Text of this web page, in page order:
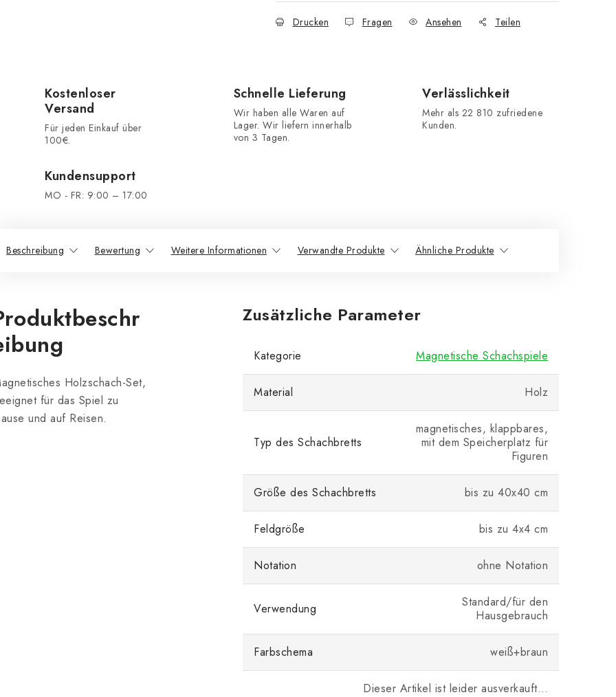
Drucken Fragen Ansehen Teilen
Kostenloser
Versand
Für jeden Einkauf über
100€.
Schnelle Lieferung
Wir haben alle Waren auf
Lager. Wir liefern innerhalb
von 3 Tagen.
Verlässlichkeit
Mehr als 22 810 zufriedene
Kunden.
Kundensupport
MO - FR: 9:00 – 17:00
Beschreibung Bewertung Weitere Informationen Verwandte Produkte Ähnliche Produkte
Holzschach-Set,
für das Spiel zu
und auf Reisen.
Zusätzliche Parameter
Kategorie Magnetische Schachspiele
Material Holz
Typ des Schachbretts
magnetisches, klappbares,
mit dem Speicherplatz für
Figuren
Größe des Schachbretts bis zu 40x40 cm
Feldgröße bis zu 4x4 cm
Notation ohne Notation
Verwendung
Standard/für den
Hausgebrauch
Farbschema weiß+braun
Dieser Artikel ist leider ausverkauft…